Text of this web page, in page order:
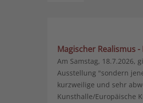
Magischer Realismus
Am Samstag, 18.7.2026,
Ausstellung "sondern
kurzweilige und sehr
Kunsthalle/Europäische